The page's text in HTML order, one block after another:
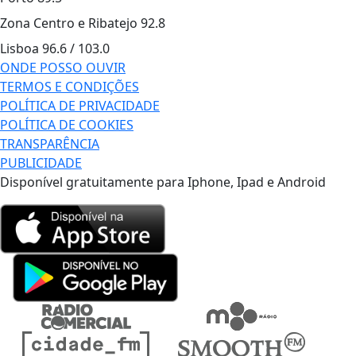
Zona Centro e Ribatejo 92.8
Lisboa 96.6 / 103.0
ONDE POSSO OUVIR
TERMOS E CONDIÇÕES
POLÍTICA DE PRIVACIDADE
POLÍTICA DE COOKIES
TRANSPARÊNCIA
PUBLICIDADE
Disponível gratuitamente para Iphone, Ipad e Android